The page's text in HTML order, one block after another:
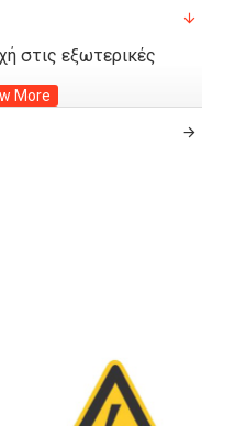
στις εξωτερικές